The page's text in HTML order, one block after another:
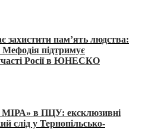
захистити пам’ять людства:
підтримує
Росії в ЮНЕСКО
в ПЦУ: ексклюзивні
слід у Тернопільсько-